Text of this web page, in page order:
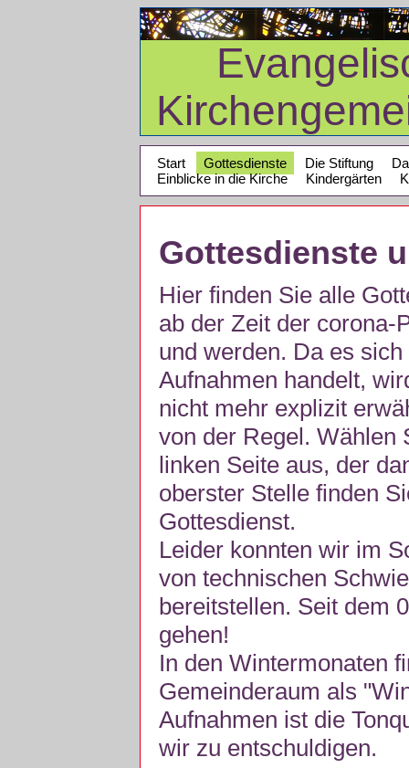
Start Gottesdienste Die Stiftung
Einblicke in die Kirche
Kindergärten
Gottesdienste
Hier finden Sie alle
ab der Zeit der corona-
und werden. Da es
Aufnahmen handelt,
nicht mehr explizit
von der Regel. Wählen
linken Seite aus, der
oberster Stelle finden
Gottesdienst.
Leider konnten wir im
von technischen
bereitstellen. Seit dem
gehen!
In den Wintermonaten
Gemeinderaum als
Aufnahmen ist die
wir zu entschuldigen.